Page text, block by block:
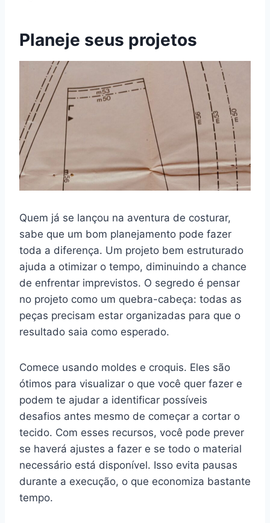
Planeje seus projetos
Quem já se lançou na aventura de costurar,
sabe que um bom planejamento pode fazer
toda a diferença. Um projeto bem estruturado
ajuda a otimizar o tempo, diminuindo a chance
de enfrentar imprevistos. O segredo é pensar
no projeto como um quebra-cabeça: todas as
peças precisam estar organizadas para que o
resultado saia como esperado.
Comece usando moldes e croquis. Eles são
ótimos para visualizar o que você quer fazer e
podem te ajudar a identificar possíveis
desafios antes mesmo de começar a cortar o
tecido. Com esses recursos, você pode prever
se haverá ajustes a fazer e se todo o material
necessário está disponível. Isso evita pausas
durante a execução, o que economiza bastante
tempo.